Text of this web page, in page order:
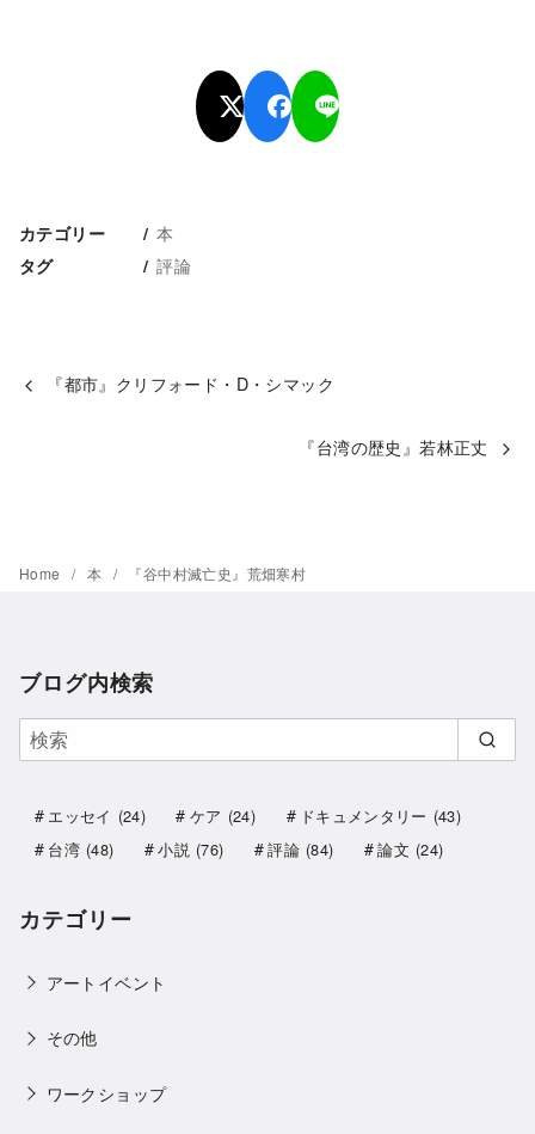
カテゴリー 本
タグ 評論
『都市』クリフォード・D・シマック
『台湾の歴史』若林正丈
Home 本 『谷中村滅亡史』荒畑寒村
ブログ内検索
エッセイ (24) ケア (24) ドキュメンタリー (43)
台湾 (48) 小説 (76) 評論 (84) 論文 (24)
カテゴリー
アートイベント
その他
ワークショップ